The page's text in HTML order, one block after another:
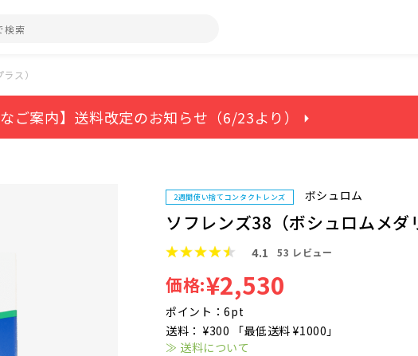
ス）
なご案内】送料改定のお知らせ（6/23より） ⏵
2週間使い捨てコンタクトレンズ ボシュロム
ソフレンズ38（ボシュロムメダ
4.1 53 レビュー
価格:¥2,530
ポイント：6pt
送料： ¥300 「最低送料 ¥1000」
≫ 送料について